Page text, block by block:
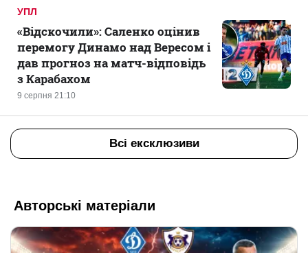
УПЛ
9 серпня 21:10
«Відскочили»: Саленко оцінив
перемогу Динамо над Вересом і
дав прогноз на матч-відповідь
з Карабахом
Всі ексклюзиви
Авторські матеріали